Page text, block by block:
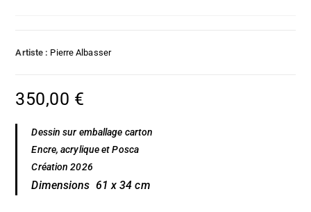
Artiste : Pierre Albasser
350,00 €
Dessin sur emballage carton
Encre, acrylique et Posca
Création 2026
Dimensions 61 x 34 cm